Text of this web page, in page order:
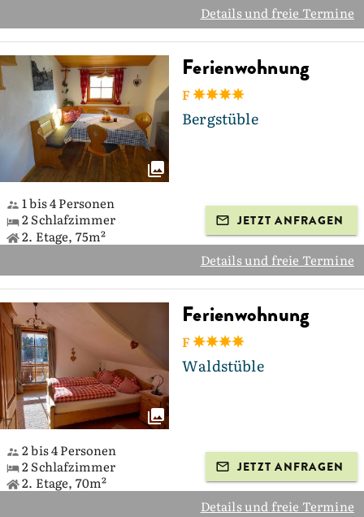
Details und freie Termine
Ferienwohnung
F
Bergstüble
1 bis 4 Personen
2 Schlafzimmer
2. Etage, 75m²
JETZT ANFRAGEN
Details und freie Termine
Ferienwohnung
F
Waldstüble
2 bis 4 Personen
2 Schlafzimmer
2. Etage, 70m²
JETZT ANFRAGEN
Details und freie Termine